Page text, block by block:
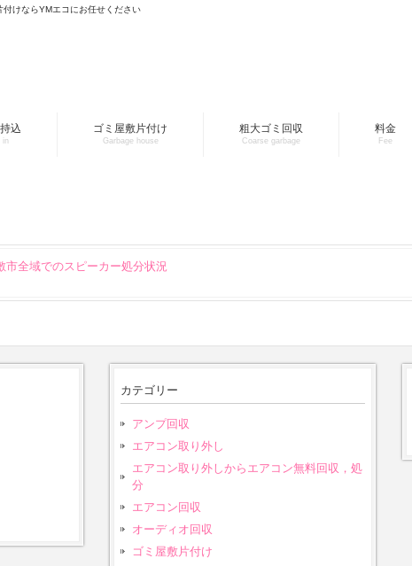
けならYMエコにお任せください
込
in
ゴミ屋敷片付け
Garbage house
粗大ゴミ回収
Coarse garbage
料金
Fee
市全域でのスピーカー処分状況
カテゴリー
アンプ回収
エアコン取り外し
エアコン取り外しからエアコン無料回収，処
分
エアコン回収
オーディオ回収
ゴミ屋敷片付け